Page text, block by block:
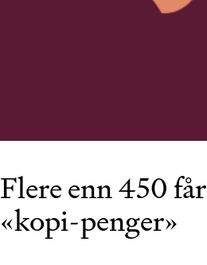
Flere enn 450 får
«kopi-penger»